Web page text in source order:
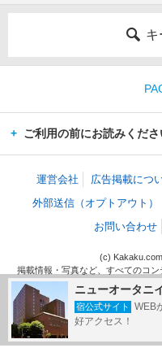
ニューオータニ
宿公式サイト
WEB
好アクセス！
キ
ご利用の前にお読みくださ
運営会社 広告掲載につ
外部送信（オプトアウト）
お問い合わせ
(c)
掲載情報・写真など、すべてのコ